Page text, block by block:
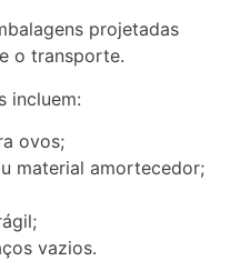
projetadas
o transporte.
incluem:
ovos;
material amortecedor;
vazios.